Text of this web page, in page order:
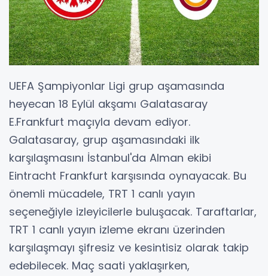
UEFA Şampiyonlar Ligi grup aşamasında
heyecan 18 Eylül akşamı Galatasaray
E.Frankfurt maçıyla devam ediyor.
Galatasaray, grup aşamasındaki ilk
karşılaşmasını İstanbul'da Alman ekibi
Eintracht Frankfurt karşısında oynayacak. Bu
önemli mücadele, TRT 1 canlı yayın
seçeneğiyle izleyicilerle buluşacak. Taraftarlar,
TRT 1 canlı yayın izleme ekranı üzerinden
karşılaşmayı şifresiz ve kesintisiz olarak takip
edebilecek. Maç saati yaklaşırken,